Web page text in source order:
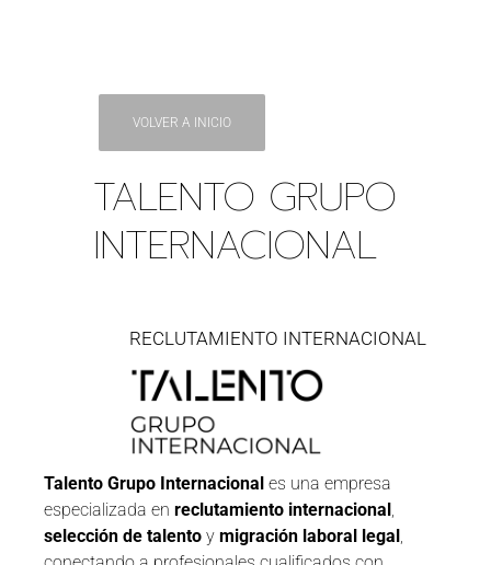
VOLVER A INICIO
TALENTO GRUPO
INTERNACIONAL
RECLUTAMIENTO INTERNACIONAL
Talento Grupo Internacional es una empresa
especializada en reclutamiento internacional ,
selección de talento y migración laboral legal ,